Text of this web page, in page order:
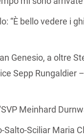
“È bello vedere i
Genesio, a oltre
Sepp
Meinhard
Sciliar Maria